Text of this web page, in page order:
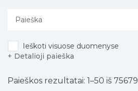
Ieškoti visuose duomenyse
+ Detalioji paieška
Paieškos rezultatai: 1–50 iš 75679